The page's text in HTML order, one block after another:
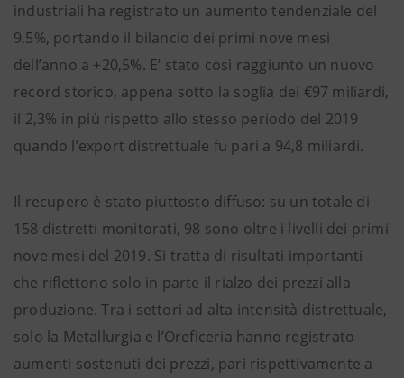
industriali ha registrato un aumento tendenziale del
9,5%, portando il bilancio dei primi nove mesi
dell’anno a +20,5%. E’ stato così raggiunto un nuovo
record storico, appena sotto la soglia dei €97 miliardi,
il 2,3% in più rispetto allo stesso periodo del 2019
quando l’export distrettuale fu pari a 94,8 miliardi.
Il recupero è stato piuttosto diffuso: su un totale di
158 distretti monitorati, 98 sono oltre i livelli dei primi
nove mesi del 2019. Si tratta di risultati importanti
che riflettono solo in parte il rialzo dei prezzi alla
produzione. Tra i settori ad alta intensità distrettuale,
solo la Metallurgia e l’Oreficeria hanno registrato
aumenti sostenuti dei prezzi, pari rispettivamente a